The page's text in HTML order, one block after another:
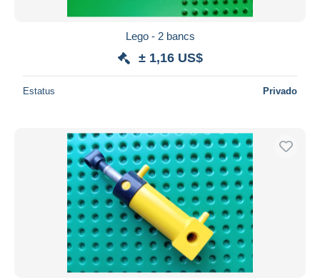
Lego - 2 bancs
± 1,16 US$
Estatus Privado